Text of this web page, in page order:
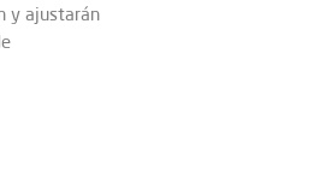
y ajustarán